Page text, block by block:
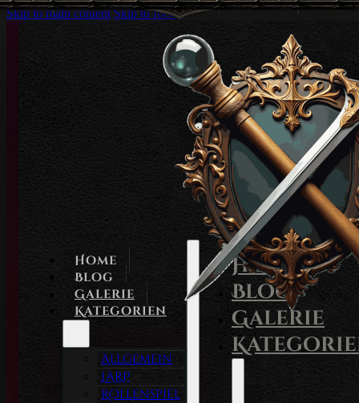
Skip to main content Skip to footer
Home
Blog
Galerie
Kategorien
Allgemein
LARP
Rollenspiel
Home
Blog
Galerie